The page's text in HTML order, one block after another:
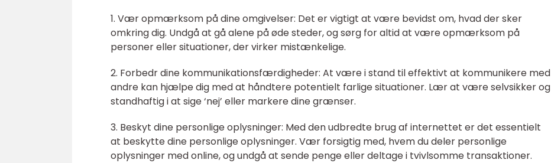
1. Vær opmærksom på dine omgivelser: Det er vigtigt at være bevidst om, hvad der sker
omkring dig. Undgå at gå alene på øde steder, og sørg for altid at være opmærksom på
personer eller situationer, der virker mistænkelige.
2. Forbedr dine kommunikationsfærdigheder: At være i stand til effektivt at kommunikere med
andre kan hjælpe dig med at håndtere potentielt farlige situationer. Lær at være selvsikker og
standhaftig i at sige ‘nej’ eller markere dine grænser.
3. Beskyt dine personlige oplysninger: Med den udbredte brug af internettet er det essentielt
at beskytte dine personlige oplysninger. Vær forsigtig med, hvem du deler personlige
oplysninger med online, og undgå at sende penge eller deltage i tvivlsomme transaktioner.